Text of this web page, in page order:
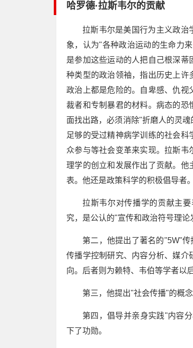
哈罗德·拉斯韦尔的贡献
拉斯韦尔是美国行为主义政治
象，认为"各种政治运动的生命力
是参加这些运动的人把自己根深
种类型的政治领袖，指出历史上
政治上都是危险的。自卑感、仇
裁者和专制暴君的材料。病态的
面找出路，必须消除"折磨人的灵
足够的受过精神病学训练的社会
众参与等社会变革来实现。拉斯
理学的创立和发展作出了贡献。
表。他还是政策科学的积极倡导者。
拉斯韦尔对传播学的贡献主
究，是公认的"宣传和政治符号理论
第二，他提出了著名的"5W"
传播学控制研究、内容分析、媒
向。后者则为赖特、韦伯等学者以
第三，他提出"社会传播"的概
第四，倡导并亲身实践"内容
下了功勋。